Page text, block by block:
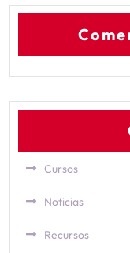
Cursos
Noticias
Recursos